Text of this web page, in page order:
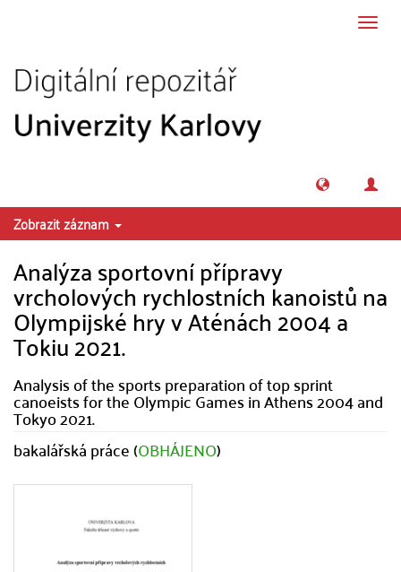
Zobrazit záznam
Analýza sportovní přípravy
vrcholových rychlostních kanoistů na
Olympijské hry v Aténách 2004 a
Tokiu 2021.
Analysis of the sports preparation of top sprint
canoeists for the Olympic Games in Athens 2004 and
Tokyo 2021.
bakalářská práce (OBHÁJENO)